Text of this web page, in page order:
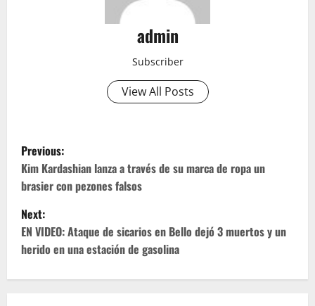
admin
Subscriber
View All Posts
P
o
s
t
n
Previous:
Kim Kardashian lanza a través de su marca de ropa un
brasier con pezones falsos
Next:
EN VIDEO: Ataque de sicarios en Bello dejó 3 muertos y un
herido en una estación de gasolina